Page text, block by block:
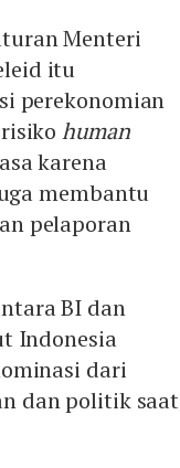
Menteri
itu
perekonomian
risikohuman
karena
membantu
pelaporan
BI dan
Indonesia
dari
dan politik saat